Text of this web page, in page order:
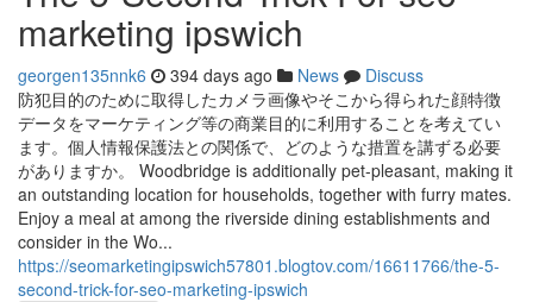
marketing ipswich
georgen135nnk6 394 days ago News
Discuss
防犯目的のために取得したカメラ画像やそこから得られた顔特徴
データをマーケティング等の商業目的に利用することを考えてい
ます。個人情報保護法との関係で、どのような措置を講ずる必要
がありますか。 Woodbridge is additionally pet-pleasant, making it
an outstanding location for households, together with furry mates.
Enjoy a meal at among the riverside dining establishments and
consider in the Wo...
https://seomarketingipswich57801.blogtov.com/16611766/the-5-
second-trick-for-seo-marketing-ipswich